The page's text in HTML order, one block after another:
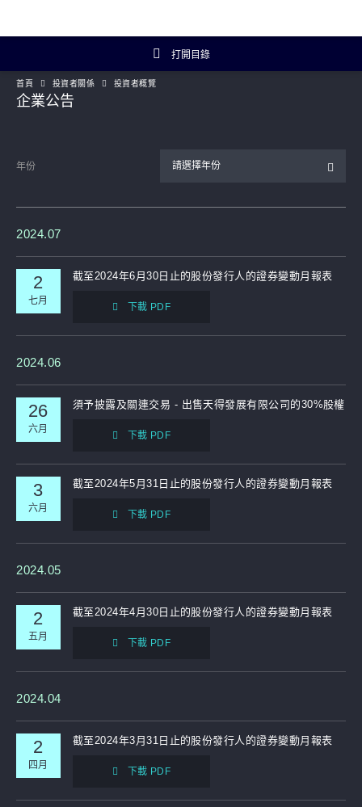
打開目錄
投資者關係主頁
財務數據
企業資料
Artisanal Connect
首頁 投資者關係 投資者概覽
企業公告
年份 請選擇年份
2024.07
2
七月
截至2024年6月30日止的股份發行人的證券變動月報表
下載 PDF
2024.06
26
六月
須予披露及關連交易 - 出售天得發展有限公司的30%股權
下載 PDF
3
六月
截至2024年5月31日止的股份發行人的證券變動月報表
下載 PDF
2024.05
2
五月
截至2024年4月30日止的股份發行人的證券變動月報表
下載 PDF
2024.04
2
四月
截至2024年3月31日止的股份發行人的證券變動月報表
下載 PDF